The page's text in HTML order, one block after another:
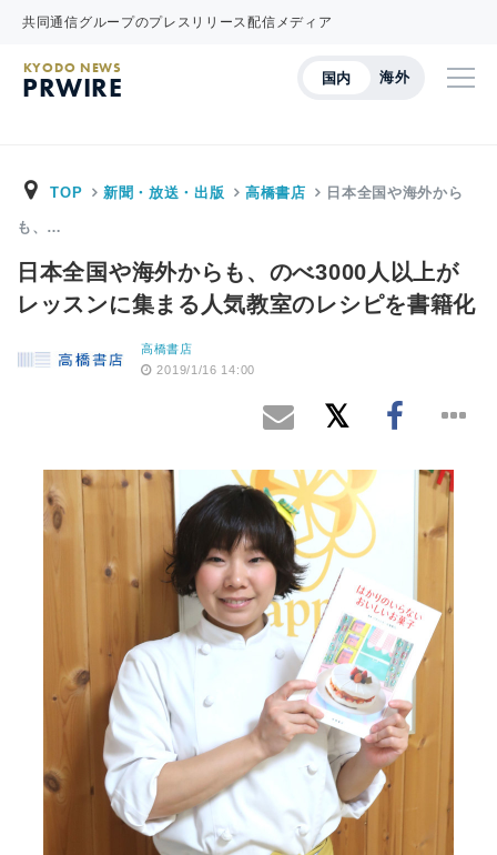
共同通信グループのプレスリリース配信メディア
国内 海外
KYODO NEWS
PRWIRE
TOP 新聞・放送・出版 高橋書店 日本全国や海外から
も、…
日本全国や海外からも、のべ3000人以上が
レッスンに集まる人気教室のレシピを書籍化
高橋書店
2019/1/16 14:00